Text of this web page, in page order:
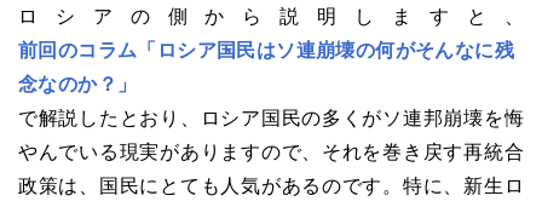
ロシアの側から説明しますと、
前回のコラム「ロシア国民はソ連崩壊の何がそんなに残
念なのか？」
で解説したとおり、ロシア国民の多くがソ連邦崩壊を悔
やんでいる現実がありますので、それを巻き戻す再統合
政策は、国民にとても人気があるのです。特に、新生ロ